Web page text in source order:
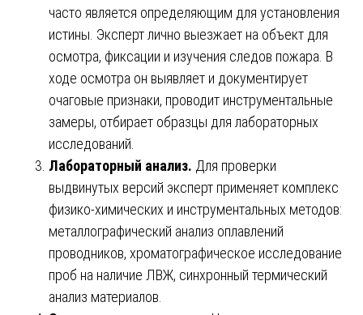
часто является определяющим для установления
истины. Эксперт лично выезжает на объект для
осмотра, фиксации и изучения следов пожара. В
ходе осмотра он выявляет и документирует
очаговые признаки, проводит инструментальные
замеры, отбирает образцы для лабораторных
исследований.
Лабораторный анализ. Для проверки
выдвинутых версий эксперт применяет комплекс
физико-химических и инструментальных методов:
металлографический анализ оплавлений
проводников, хроматографическое исследование
проб на наличие ЛВЖ, синхронный термический
анализ материалов.